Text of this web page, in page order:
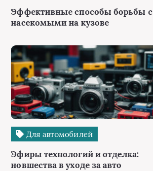
Эффективные способы борьбы с
насекомыми на кузове
Для автомобилей
Эфиры технологий и отделка:
новшества в уходе за авто